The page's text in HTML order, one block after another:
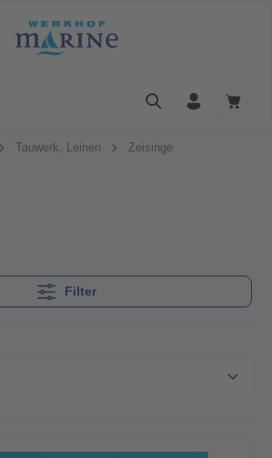
Tauwerk, Leinen Zeisinge
Filter